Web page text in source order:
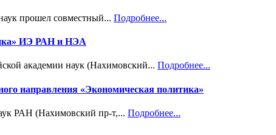
прошел совместный... Подробнее...
ИЭ РАН и НЭА
академии наук (Нахимовский... Подробнее...
направления «Экономическая политика»
РАН (Нахимовский пр-т,... Подробнее...